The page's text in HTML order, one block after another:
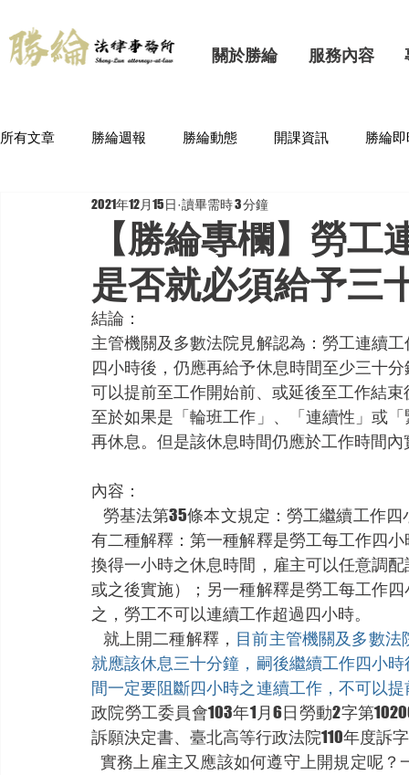
關於勝綸 服務內容
所有文章 勝綸週報 勝綸動態 開課資訊 勝綸
【勝綸專欄】勞
是否就必須給予三
2021年12月15日 讀畢需時 3 分鐘
結論：
主管機關及多數法院見解認為：勞工連續
四小時後，仍應再給予休息時間至少三十
可以提前至工作開始前、或延後至工作結束
至於如果是「輪班工作」、「連續性」或
再休息。但是該休息時間仍應於工作時間內
內容：
有二種解釋：第一種解釋是勞工每工作四
換得一小時之休息時間，雇主可以任意調
或之後實施）；另一種解釋是勞工每工作
之，勞工不可以連續工作超過四小時。
    就上開二種解釋，
目前主管機關及多數
就應該休息三十分鐘，嗣後繼續工作四小
間一定要阻斷四小時之連續工作，不可以
政院勞工委員會103年1月6日勞動2字第
訴願決定書、臺北高等行政法院110年度訴